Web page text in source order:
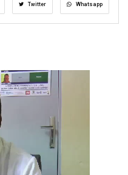
Twitter Whatsapp